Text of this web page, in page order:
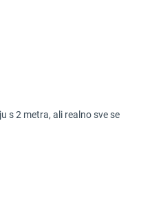
s 2 metra, ali realno sve se